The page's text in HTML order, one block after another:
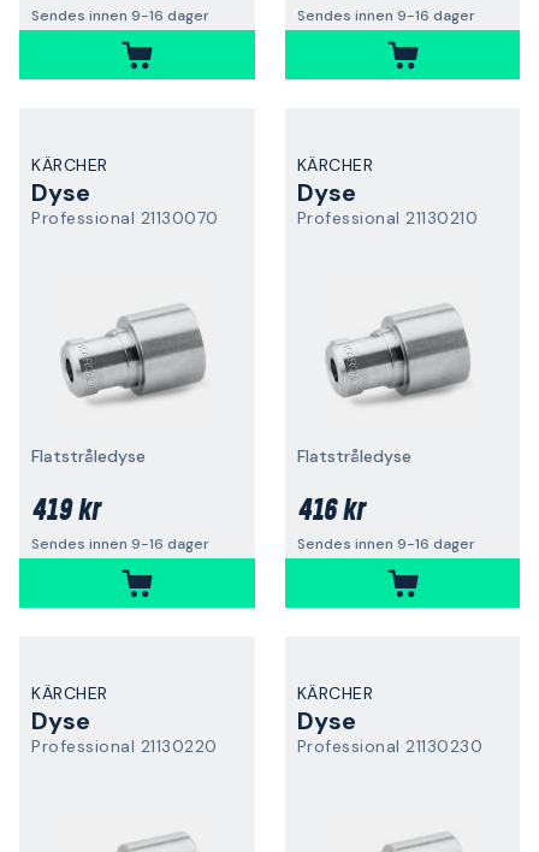
Sendes innen 9-16 dager Sendes innen 9-16 dager
KÄRCHER
Dyse
Professional 21130070
Flatstråledyse
419 kr
Sendes innen 9-16 dager
KÄRCHER
Dyse
Professional 21130210
Flatstråledyse
416 kr
Sendes innen 9-16 dager
KÄRCHER
Dyse
Professional 21130220
KÄRCHER
Dyse
Professional 21130230